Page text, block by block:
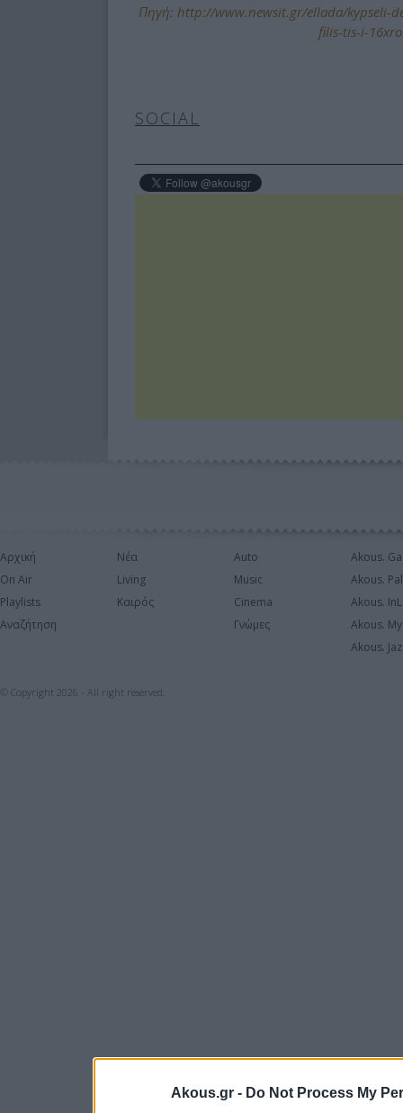
Akous.gr - Do Not Process My
Πηγή: http://www.newsit.gr/ellada/kypseli-
filis-tis-i-
SOCIAL
Αρχική
On Air
Playlists
Αναζήτηση
Νέα
Living
Καιρός
Auto
Music
Cinema
Γνώμες
Akous.
Akous.
Akous.
Akous.
Akous.
© Copyright 2026 - All right reserved.